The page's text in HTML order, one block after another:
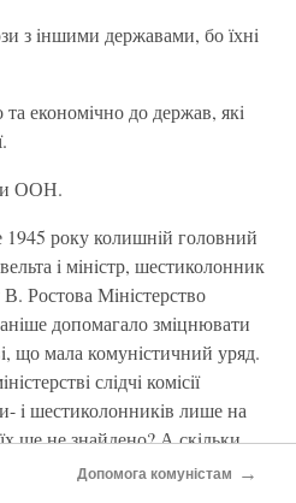
з iншими державами, бо їхнi
економiчно до держав, якi
ООН.
року колишнiй головний
i мiнiстр, шестиколонник
Ростова Мiнiстерство
допомагало змiцнювати
що мала комунiстичний уряд.
слiдчi комiсiї
i шестиколонникiв лише на
ще не знайдено? А скiльки
А скiльки не
Допомога комуністам →